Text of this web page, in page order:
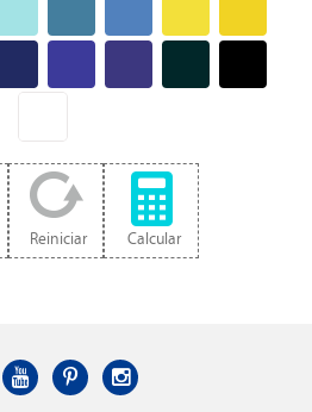
Reiniciar Calcular